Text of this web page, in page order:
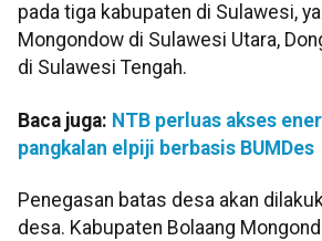
pada tiga kabupaten di Sulawesi,
Mongondow di Sulawesi Utara,
di Sulawesi Tengah.
Baca juga: NTB perluas akses
pangkalan elpiji berbasis BUMDes
Penegasan batas desa akan
desa. Kabupaten Bolaang